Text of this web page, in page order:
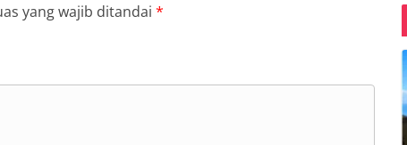
yang wajib ditandai *